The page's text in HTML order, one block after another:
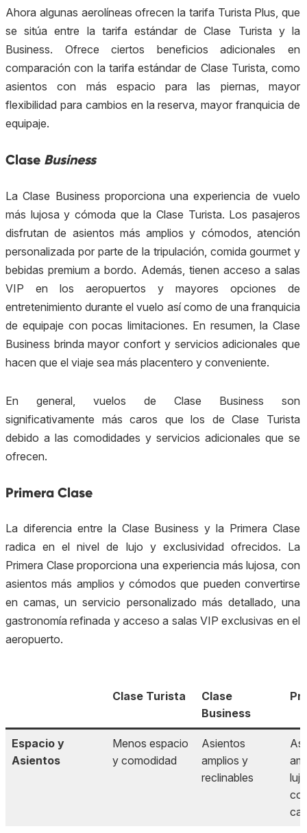
Ahora algunas aerolíneas ofrecen la tarifa Turista Plus, que
se sitúa entre la tarifa estándar de Clase Turista y la
Business. Ofrece ciertos beneficios adicionales en
comparación con la tarifa estándar de Clase Turista, como
asientos con más espacio para las piernas, mayor
flexibilidad para cambios en la reserva, mayor franquicia de
equipaje.
Clase Business
La Clase Business proporciona una experiencia de vuelo
más lujosa y cómoda que la Clase Turista. Los pasajeros
disfrutan de asientos más amplios y cómodos, atención
personalizada por parte de la tripulación, comidagourmet y
bebidaspremiuma bordo. Además, tienen acceso a salas
VIP en los aeropuertos y mayores opciones de
entretenimiento durante el vuelo así como de una franquicia
de equipaje con pocas limitaciones. En resumen, la Clase
Business brinda mayor confort y servicios adicionales que
hacen que el viaje sea más placentero y conveniente.
En general, vuelos de Clase Business son
significativamente más caros que los de Clase Turista
debido a las comodidades y servicios adicionales que se
ofrecen.
Primera Clase
La diferencia entre la Clase Businessy la Primera Clase
radica en el nivel de lujo y exclusividad ofrecidos. La
Primera Clase proporciona una experiencia más lujosa, con
asientos más amplios y cómodos que pueden convertirse
en camas, un servicio personalizado más detallado, una
gastronomía refinada y acceso a salas VIP exclusivas en el
aeropuerto.
Clase Turista
Clase
Business
Espacio y
Asientos
Menos espacio
y comodidad
Asientos
amplios y
reclinables